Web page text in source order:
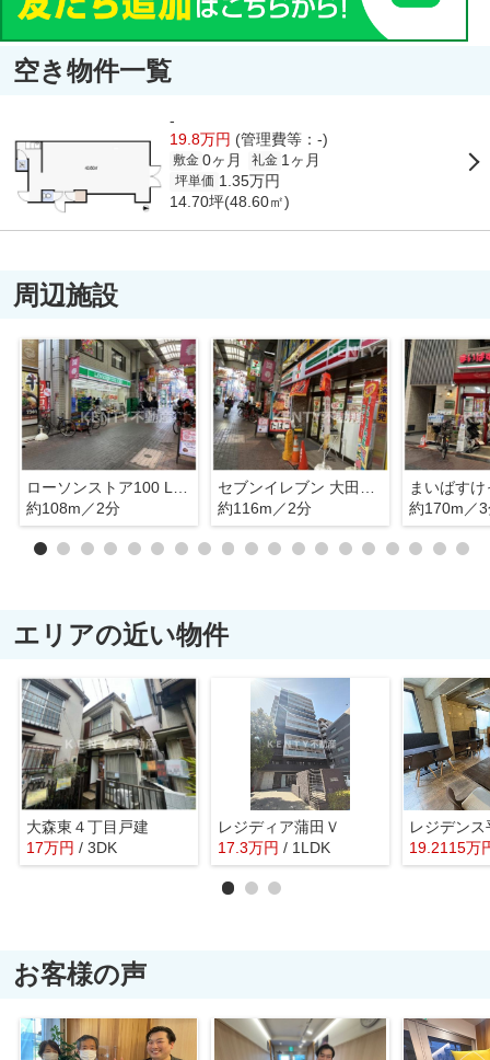
空き物件一覧
-
19.8万円 (管理費等：-)
敷金 0ヶ月 礼金 1ヶ月
坪単価 1.35万円
14.70坪(48.60㎡)
周辺施設
約108m／2分
約116m／2分
約170m／
エリアの近い物件
大森東４丁目戸建
17万円 / 3DK
レジディア蒲田Ｖ
17.3万円 / 1LDK
レジデンス
19.2115万
お客様の声